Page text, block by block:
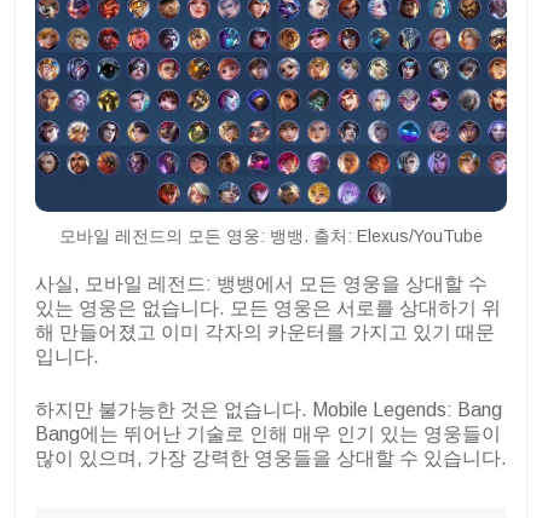
모바일 레전드의 모든 영웅: 뱅뱅. 출처: Elexus/YouTube
사실, 모바일 레전드: 뱅뱅에서 모든 영웅을 상대할 수
있는 영웅은 없습니다. 모든 영웅은 서로를 상대하기 위
해 만들어졌고 이미 각자의 카운터를 가지고 있기 때문
입니다.
하지만 불가능한 것은 없습니다. Mobile Legends: Bang
Bang에는 뛰어난 기술로 인해 매우 인기 있는 영웅들이
많이 있으며, 가장 강력한 영웅들을 상대할 수 있습니다.